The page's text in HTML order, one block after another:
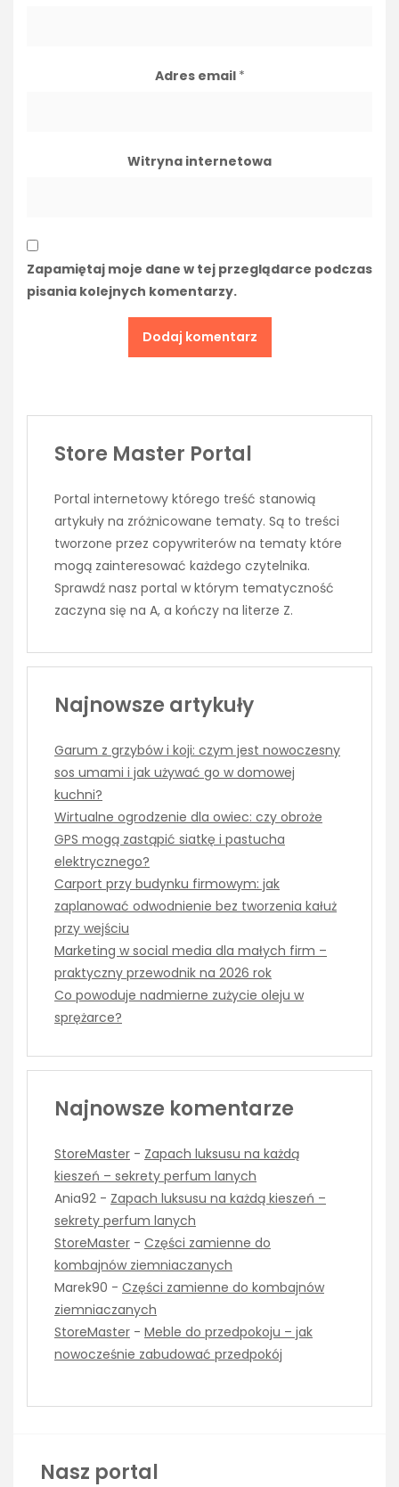
Adres email *
Witryna internetowa
Zapamiętaj moje dane w tej przeglądarce podczas
pisania kolejnych komentarzy.
Store Master Portal
Portal internetowy którego treść stanowią
artykuły na zróżnicowane tematy. Są to treści
tworzone przez copywriterów na tematy które
mogą zainteresować każdego czytelnika.
Sprawdź nasz portal w którym tematyczność
zaczyna się na A, a kończy na literze Z.
Najnowsze artykuły
Garum z grzybów i koji: czym jest nowoczesny
sos umami i jak używać go w domowej
kuchni?
Wirtualne ogrodzenie dla owiec: czy obroże
GPS mogą zastąpić siatkę i pastucha
elektrycznego?
Carport przy budynku firmowym: jak
zaplanować odwodnienie bez tworzenia kałuż
przy wejściu
Marketing w social media dla małych firm –
praktyczny przewodnik na 2026 rok
Co powoduje nadmierne zużycie oleju w
sprężarce?
Najnowsze komentarze
StoreMaster - Zapach luksusu na każdą
kieszeń – sekrety perfum lanych
Ania92 - Zapach luksusu na każdą kieszeń –
sekrety perfum lanych
StoreMaster - Części zamienne do
kombajnów ziemniaczanych
Marek90 - Części zamienne do kombajnów
ziemniaczanych
StoreMaster - Meble do przedpokoju – jak
nowocześnie zabudować przedpokój
Nasz portal